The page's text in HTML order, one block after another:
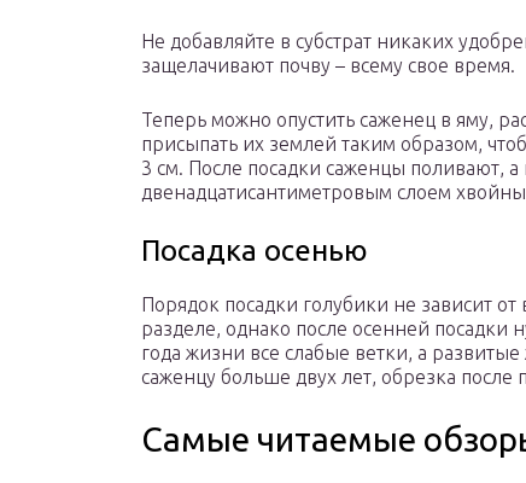
Не добавляйте в субстрат никаких
защелачивают почву – всему свое время.
Теперь можно опустить саженец в яму,
присыпать их землей таким образом,
3 см. После посадки саженцы поливают,
двенадцатисантиметровым слоем
Посадка осенью
Порядок посадки голубики не зависит
разделе, однако после осенней посадки
года жизни все слабые ветки, а
саженцу больше двух лет, обрезка после
Самые читаемые